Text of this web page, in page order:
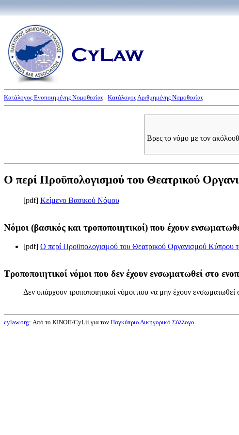
Κατάλογος Ενοποιημένης Νομοθεσίας Κατάλογος Αριθμημένης Νομοθεσίας
Βρες το νόμο με τον
Ο περί Προϋπολογισμού του Θεατρικού
[pdf] Κείμενο Βασικού Νόμου
Νόμοι (βασικός και τροποποιητικοί) που έχουν
[pdf] Ο περί Προϋπολογισμού του Θεατρικού Οργανισμού
Τροποποιητικοί νόμοι που δεν έχουν ενσωματωθεί στο
Δεν υπάρχουν τροποποιητικοί νόμοι που να μην έχουν ενσωματωθεί
cylaw.org: Από το ΚΙΝOΠ/CyLii για τον Παγκύπριο Δικηγορικό Σύλλογο